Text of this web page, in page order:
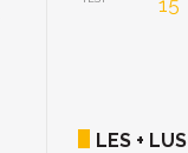
15
LES + LUS